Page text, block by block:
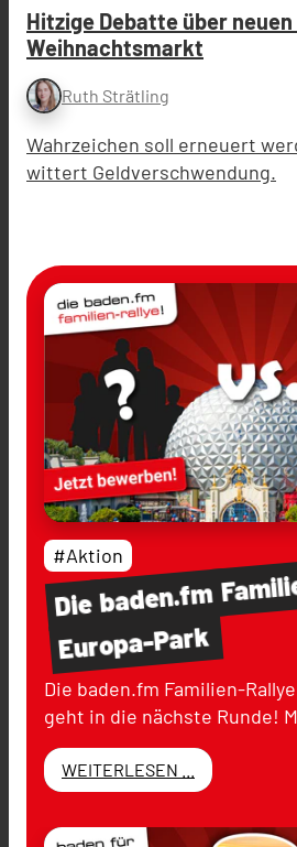
Hitzige Debatte über
Weihnachtsmarkt
Ruth Strätling
Wahrzeichen soll erneuert
wittert Geldverschwendung.
Diebaden.fm
Europa-Park
#Aktion
Die baden.fm Familien-
geht in die nächste Runde!
WEITERLESEN ...